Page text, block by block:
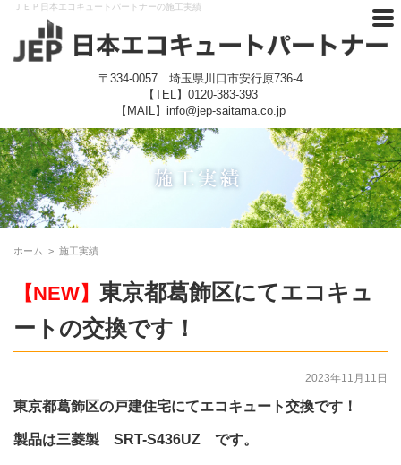
ＪＥＰ日本エコキュートパートナーの施工実績
〒334-0057 埼玉県川口市安行原736-4
【TEL】 0120-383-393
【MAIL】info@jep-saitama.co.jp
ホーム > 施工実績
【NEW】 東京都葛飾区にてエコキュ
ートの交換です！
2023年11月11日
東京都葛飾区の戸建住宅にてエコキュート交換です！
製品は三菱製 SRT-S436UZ です。